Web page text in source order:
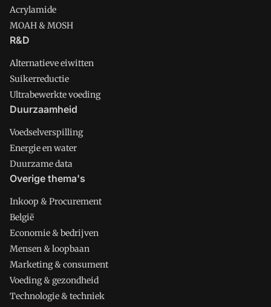
Acrylamide
MOAH & MOSH
R&D
Alternatieve eiwitten
Suikerreductie
Ultrabewerkte voeding
Duurzaamheid
Voedselverspilling
Energie en water
Duurzame data
Overige thema's
Inkoop & Procurement
België
Economie & bedrijven
Mensen & loopbaan
Marketing & consument
Voeding & gezondheid
Technologie & techniek